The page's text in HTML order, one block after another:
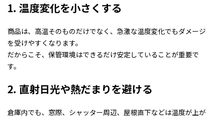
1. 温度変化を小さくする
商品は、高温そのものだけでなく、急激な温度変化でもダメージ
を受けやすくなります。
だからこそ、保管環境はできるだけ安定していることが重要で
す。
2. 直射日光や熱だまりを避ける
倉庫内でも、窓際、シャッター周辺、屋根直下などは温度が上が